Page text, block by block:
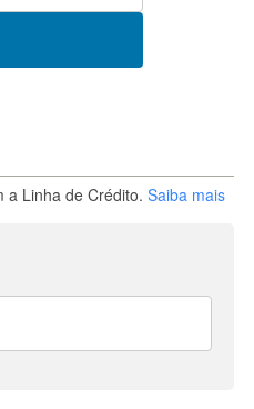
a Linha de Crédito. Saiba mais